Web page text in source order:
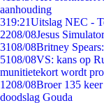
aanhouding
319:21Uitslag NEC -
2208/08Jesus
3108/08Britney
5108/08VS: kans op
munitietekort wordt
1208/08Broer 135 keer
doodslag Gouda